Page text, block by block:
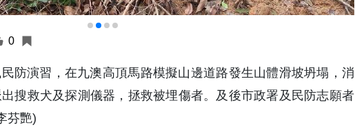
0
防演習，在九澳高頂馬路模擬山邊道路發生山體滑坡坍塌，消
搜救犬及探測儀器，拯救被埋傷者。及後市政署及民防志願者
芬艷)